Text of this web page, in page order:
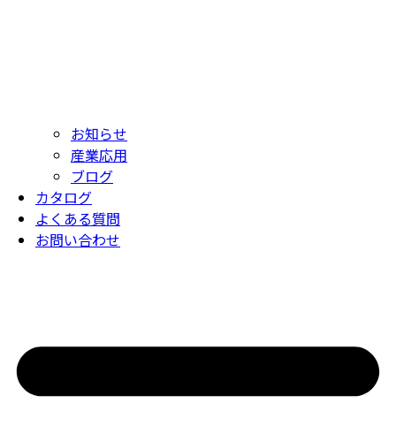
お知らせ
産業応用
ブログ
カタログ
よくある質問
お問い合わせ